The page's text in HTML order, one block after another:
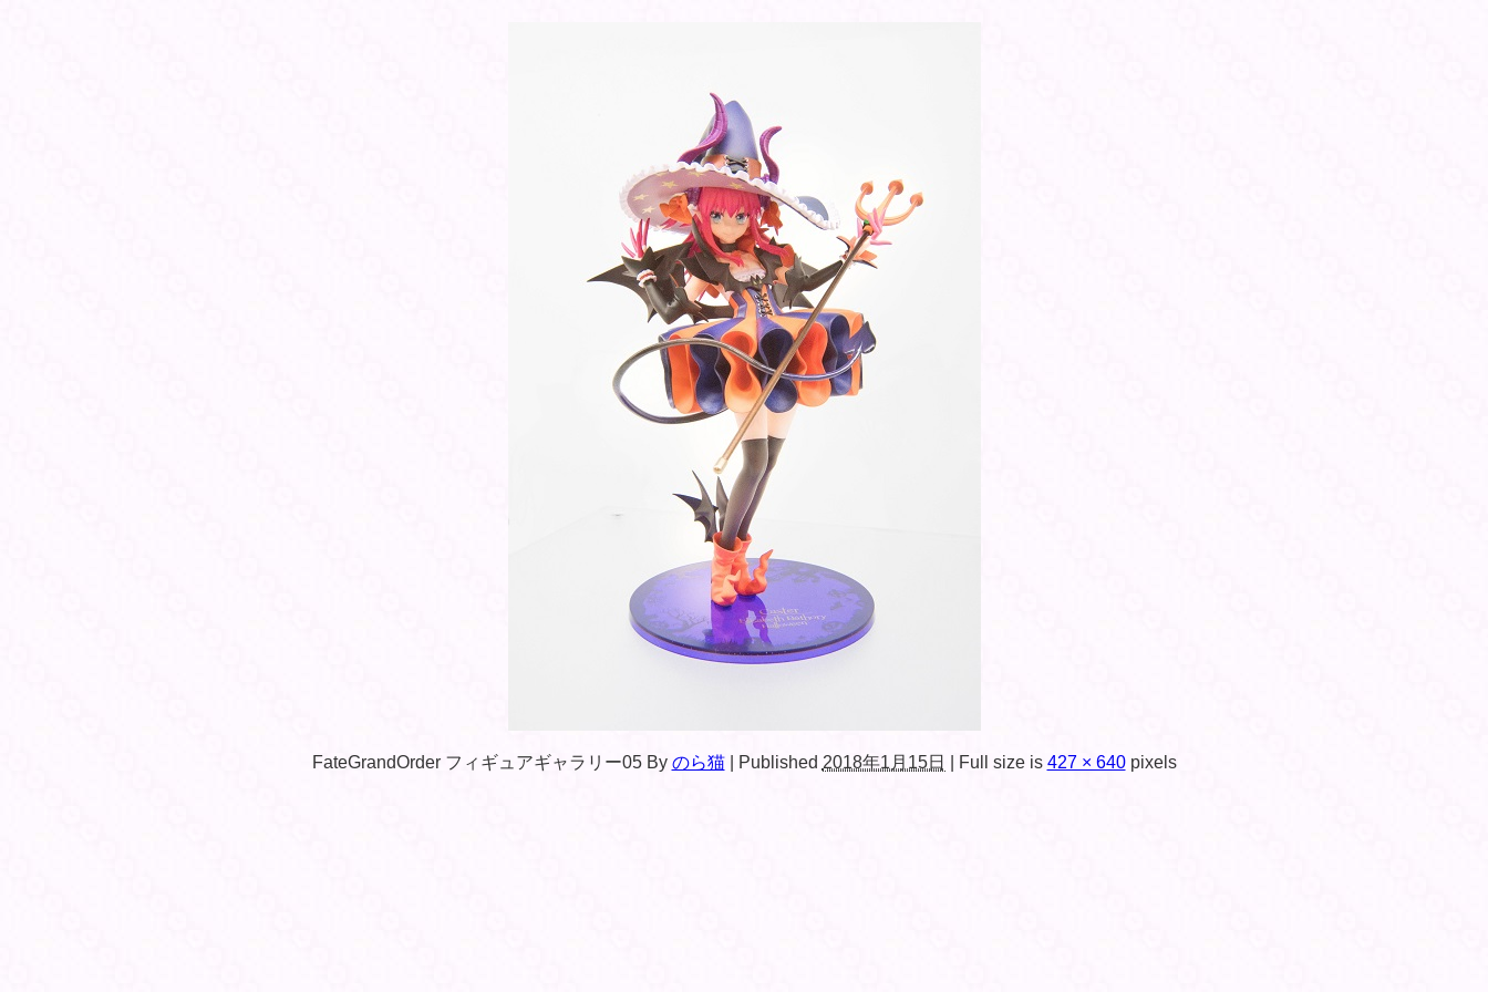
FateGrandOrder フィギュアギャラリー05 By のら猫 Published 2018年1月15日 Full size is 427 × 640pixels